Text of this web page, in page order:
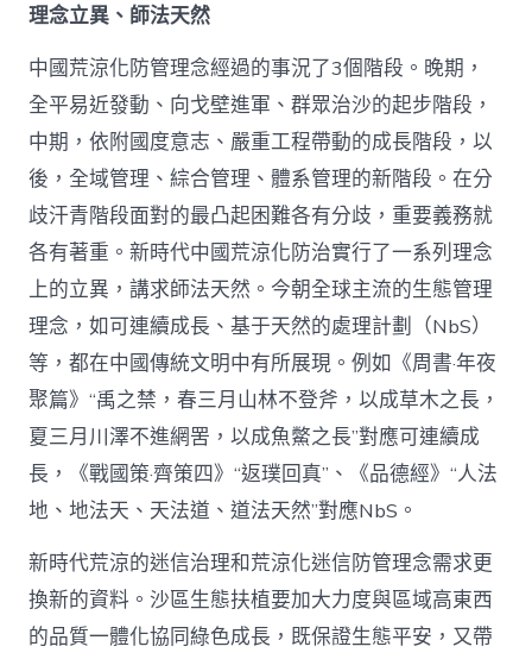
理念立異、師法天然
中國荒涼化防管理念經過的事況了3個階段。晚期，
全平易近發動、向戈壁進軍、群眾治沙的起步階段，
中期，依附國度意志、嚴重工程帶動的成長階段，以
後，全域管理、綜合管理、體系管理的新階段。在分
歧汗青階段面對的最凸起困難各有分歧，重要義務就
各有著重。新時代中國荒涼化防治實行了一系列理念
上的立異，講求師法天然。今朝全球主流的生態管理
理念，如可連續成長、基于天然的處理計劃（NbS）
等，都在中國傳統文明中有所展現。例如《周書·年夜
聚篇》“禹之禁，春三月山林不登斧，以成草木之長，
夏三月川澤不進網罟，以成魚鱉之長”對應可連續成
長，《戰國策·齊策四》“返璞回真”、《品德經》“人法
地、地法天、天法道、道法天然”對應NbS。
新時代荒涼的迷信治理和荒涼化迷信防管理念需求更
換新的資料。沙區生態扶植要加大力度與區域高東西
的品質一體化協同綠色成長，既保證生態平安，又帶